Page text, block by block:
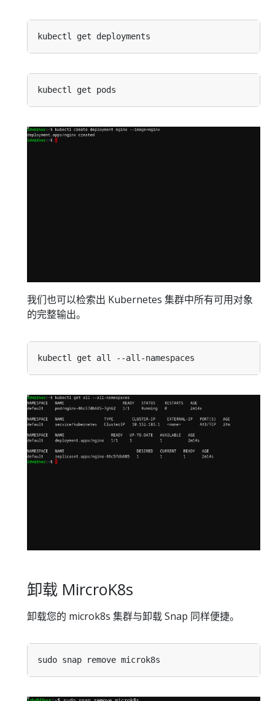
我们也可以检索出 Kubernetes 集群中所有可用对象
的完整输出。
卸载 MircroK8s
卸载您的 microk8s 集群与卸载 Snap 同样便捷。